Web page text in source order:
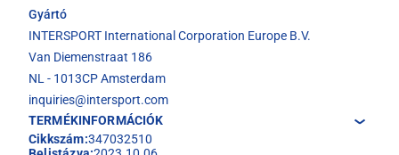
Gyártó
INTERSPORT International Corporation Europe B.V.
Van Diemenstraat 186
NL - 1013CP Amsterdam
inquiries@intersport.com
TERMÉKINFORMÁCIÓK
Cikkszám:347032510